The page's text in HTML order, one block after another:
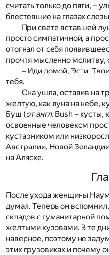
считать только до пяти, –
блестевшие на глазах
При свете вставшей
просто симпатичной, а
отогнал от себя
прочтя мысленно молитву,
– Иди домой, Эсти.
тебя.
Она ушла, оставив на
желтую, как луна на небе,
Буш (от англ. Bush – кусты,
освоенные человеком
кустарником или
Австралии, Новой
на Аляске.
После ухода женщины
думал. Теперь он
складов с гуманитарной
желтыми кузовами. В те
наверное, поэтому не
этих грузовиках и почему